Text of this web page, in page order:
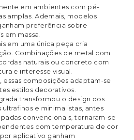
em ambientes com pé-
amplas. Ademais, modelos
preferência sobre
em massa.
em uma única peça cria
Combinações de metal com
naturais ou concreto com
e interesse visual.
composições adaptam-se
estilos decorativos.
transformou o design dos
e minimalistas, antes
convencionais, tornaram-se
com temperatura de cor
aplicativo ganham